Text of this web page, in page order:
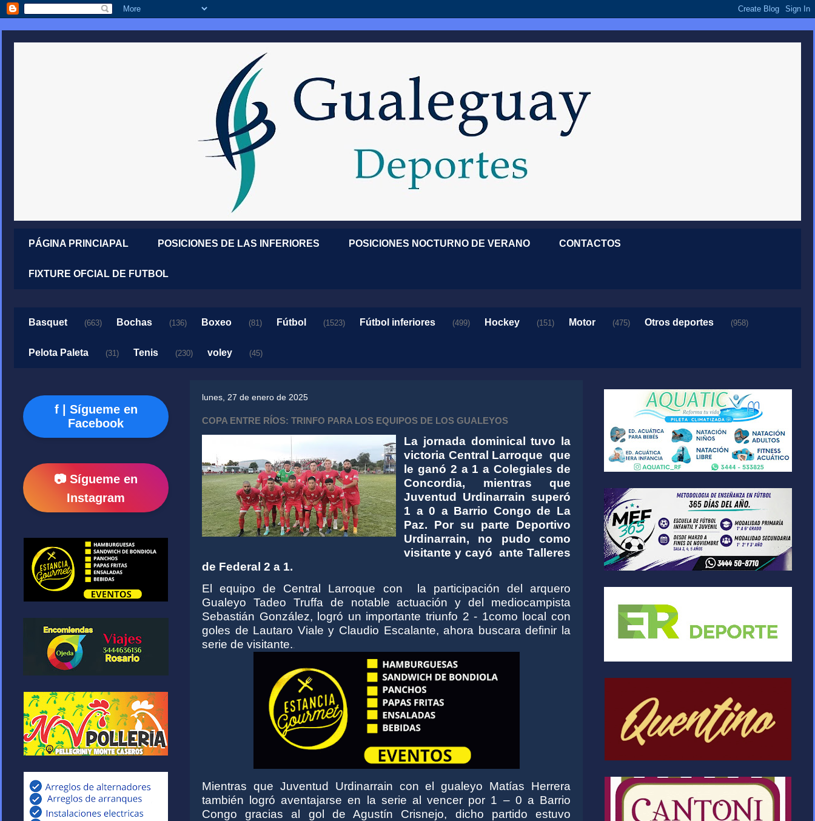
PÁGINA PRINCIAPAL POSICIONES DE LAS INFERIORES POSICIONES NOCTURNO DE VERANO CONTACTOS
FIXTURE OFCIAL DE FUTBOL
Basquet (663) Bochas (136) Boxeo (81) Fútbol (1523) Fútbol inferiores (499) Hockey (151) Motor (475) Otros deportes (958)
Pelota Paleta (31) Tenis (230) voley (45)
lunes, 27 de enero de 2025
COPA ENTRE RÍOS: TRINFO PARA LOS EQUIPOS DE LOS GUALEYOS
La jornada dominical tuvo la
victoria Central Larroque que
le ganó 2 a 1 a Colegiales de
Concordia, mientras que
Juventud Urdinarrain superó
1 a 0 a Barrio Congo de La
Paz. Por su parte Deportivo
Urdinarrain, no pudo como
visitante y cayó ante Talleres
de Federal 2 a 1.
El equipo de Central Larroque con
la participación del arquero
Gualeyo Tadeo Truffa de notable actuación y del mediocampista
Sebastián González, logró un importante triunfo 2 - 1como local con
goles de Lautaro Viale y Claudio Escalante, ahora buscara definir la
serie de visitante..
Mientras que Juventud Urdinarrain con el gualeyo Matías Herrera
también logró aventajarse en la serie al vencer por 1 – 0 a Barrio
Congo gracias al gol de Agustín Crisnejo, dicho partido estuvo
f | Sígueme en
Facebook
📷 Sígueme en
Instagram